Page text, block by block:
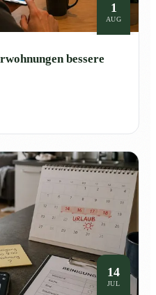
1
AUG
bessere
14
JUL